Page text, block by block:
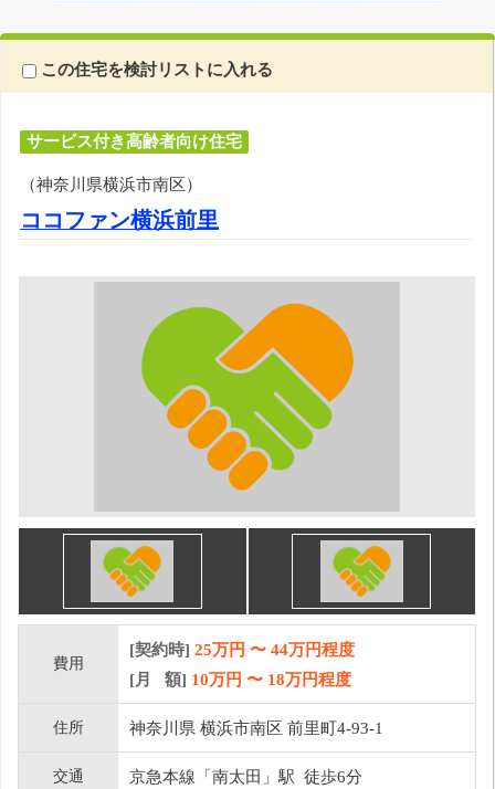
この住宅を検討リストに入れる
サービス付き高齢者向け住宅
（神奈川県横浜市南区）
ココファン横浜前里
費用
[契約時] 25万円 〜 44万円程度
[月 額] 10万円 〜 18万円程度
住所 神奈川県 横浜市南区 前里町4-93-1
交通 京急本線「南太田」駅 徒歩6分